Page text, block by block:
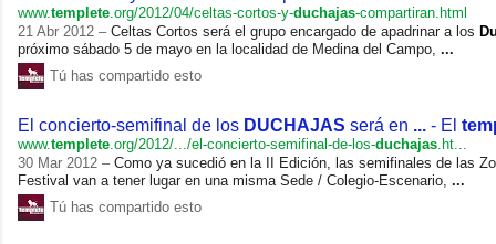
www.templete.org/2012/04/celtas-cortos-y-duchajas-compartiran.html
21 Abr 2012 – Celtas Cortos será el grupo encargado de apadrinar a los
próximo sábado 5 de mayo en la localidad de Medina del Campo, ...
Tú has compartido esto
El concierto-semifinal de los DUCHAJAS será en ... - El
www.templete.org/2012/.../el-concierto-semifinal-de-los-duchajas.ht...
30 Mar 2012 – Como ya sucedió en la II Edición, las semifinales de las
Festival van a tener lugar en una misma Sede / Colegio-Escenario, ...
Tú has compartido esto